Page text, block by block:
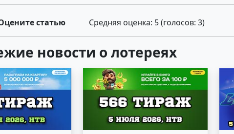
статью Средняя оценка: 5(голосов: 3)
новости о лотереях